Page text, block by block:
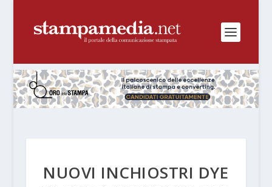
NUOVI INCHIOSTRI DYE